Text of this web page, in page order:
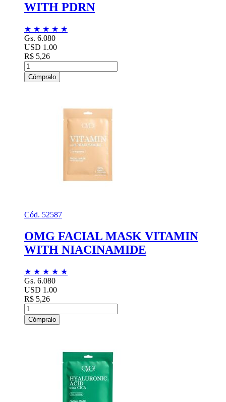
WITH PDRN
★ ★ ★ ★ ★
Gs. 6.080
USD 1.00
R$ 5,26
Cómpralo
Cód. 52587
OMG FACIAL MASK VITAMIN
WITH NIACINAMIDE
★ ★ ★ ★ ★
Gs. 6.080
USD 1.00
R$ 5,26
Cómpralo